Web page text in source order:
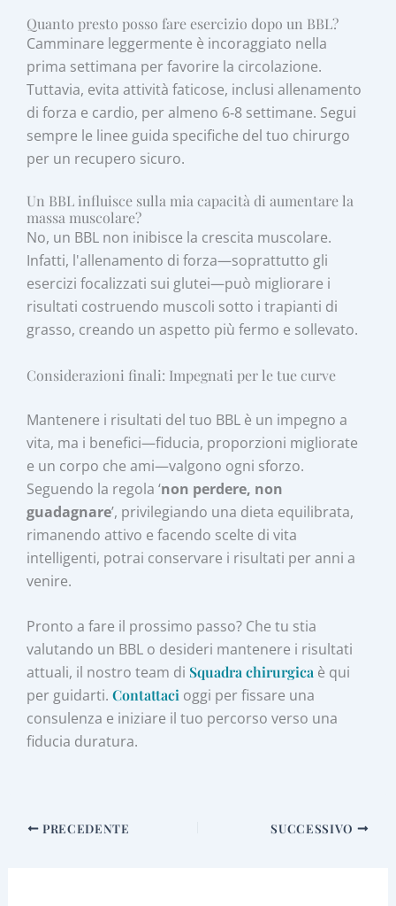
Quanto presto posso fare esercizio dopo un BBL?
Camminare leggermente è incoraggiato nella
prima settimana per favorire la circolazione.
Tuttavia, evita attività faticose, inclusi allenamento
di forza e cardio, per almeno 6‑8 settimane. Segui
sempre le linee guida specifiche del tuo chirurgo
per un recupero sicuro.
Un BBL influisce sulla mia capacità di aumentare la
massa muscolare?
No, un BBL non inibisce la crescita muscolare.
Infatti, l'allenamento di forza—soprattutto gli
esercizi focalizzati sui glutei—può migliorare i
risultati costruendo muscoli sotto i trapianti di
grasso, creando un aspetto più fermo e sollevato.
Considerazioni finali: Impegnati per le tue curve
Mantenere i risultati del tuo BBL è un impegno a
vita, ma i benefici—fiducia, proporzioni migliorate
e un corpo che ami—valgono ogni sforzo.
Seguendo la regola ‘non perdere, non
guadagnare’, privilegiando una dieta equilibrata,
rimanendo attivo e facendo scelte di vita
intelligenti, potrai conservare i risultati per anni a
venire.
Pronto a fare il prossimo passo? Che tu stia
valutando un BBL o desideri mantenere i risultati
attuali, il nostro team di Squadra chirurgica è qui
per guidarti.Contattaci oggi per fissare una
consulenza e iniziare il tuo percorso verso una
fiducia duratura.
PRECEDENTE SUCCESSIVO